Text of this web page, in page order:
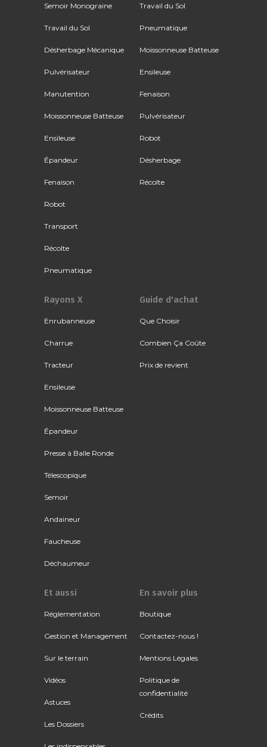
Semoir Monograine
Travail du Sol
Désherbage Mécanique
Pulvérisateur
Manutention
Moissonneuse Batteuse
Ensileuse
Épandeur
Fenaison
Robot
Transport
Récolte
Pneumatique
Travail du Sol
Pneumatique
Moissonneuse Batteuse
Ensileuse
Fenaison
Pulvérisateur
Robot
Désherbage
Récolte
Rayons X
Enrubanneuse
Charrue
Tracteur
Ensileuse
Moissonneuse Batteuse
Épandeur
Presse à Balle Ronde
Télescopique
Semoir
Andaineur
Faucheuse
Déchaumeur
Guide d'achat
Que Choisir
Combien Ça Coûte
Prix de revient
Et aussi
Réglementation
Gestion et Management
Sur le terrain
Vidéos
Astuces
Les Dossiers
En savoir plus
Boutique
Contactez-nous !
Mentions Légales
Politique de
confidentialité
Crédits